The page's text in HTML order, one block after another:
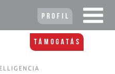
Profil
Támogatás